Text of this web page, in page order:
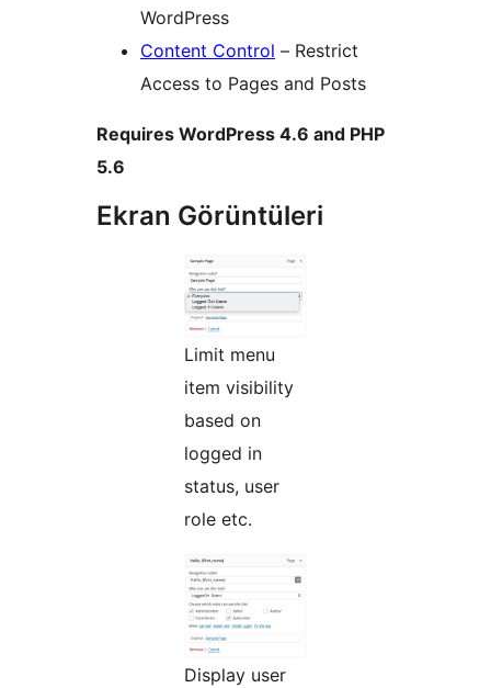
WordPress
Content Control – Restrict
Access to Pages and Posts
Requires WordPress 4.6 and PHP
5.6
Ekran Görüntüleri
Limit menu
item visibility
based on
logged in
status, user
role etc.
Display user